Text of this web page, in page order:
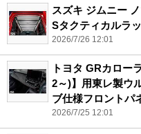
スズキ ジムニー
Sタクティカルラ
2026/7/26 12:01
トヨタ GRカロー
2～)】用東レ製ウ
ブ仕様フロントパ
2026/7/25 12:01